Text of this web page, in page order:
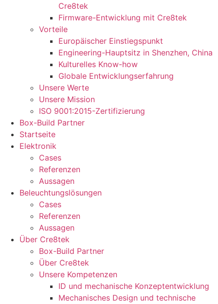
Cre8tek
Firmware-Entwicklung mit Cre8tek
Vorteile
Europäischer Einstiegspunkt
Engineering-Hauptsitz in Shenzhen, China
Kulturelles Know-how
Globale Entwicklungserfahrung
Unsere Werte
Unsere Mission
ISO 9001:2015-Zertifizierung
Box-Build Partner
Startseite
Elektronik
Cases
Referenzen
Aussagen
Beleuchtungslösungen
Cases
Referenzen
Aussagen
Über Cre8tek
Box-Build Partner
Über Cre8tek
Unsere Kompetenzen
ID und mechanische Konzeptentwicklung
Mechanisches Design und technische